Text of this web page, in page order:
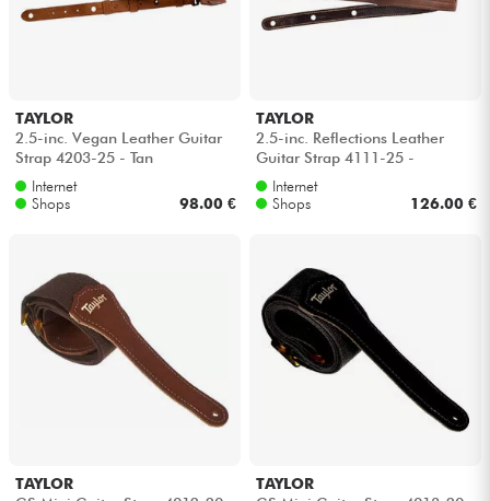
DJ
Licht
Drums
Blasinstrumente
TAYLOR
2.5-inc. Vegan Leather Guitar
Strap 4203-25 - Tan
Internet
Shops
98.00 €
TAYLOR
2.5-inc. Reflections Leather
Guitar Strap 4111-25 -
Spruce/Ebony
Internet
Shops
126.00 €
TAYLOR
TAYLOR